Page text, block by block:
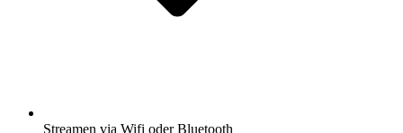
Streamen via Wifi oder Bluetooth